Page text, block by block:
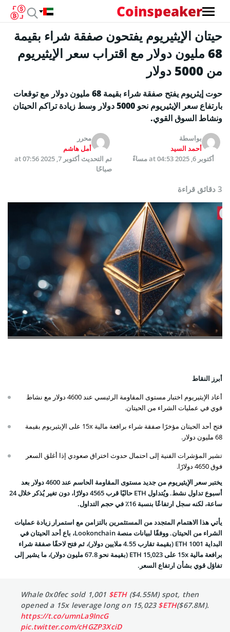
Coinspeaker
حيتان الإيثيريوم يفتحون صفقة شراء بقيمة
68 مليون دولار مع اقتراب سعر الإيثيريوم
من 5000 دولار
حوت إيثريوم يفتح صفقة شراء بقيمة 68 مليون دولار مع توقعات
بارتفاع سعر الإيثيريوم نحو 5000 دولار وسط زيادة تراكم الحيتان
ونشاط السوق القوي.
بواسطة
أحمد السيد
محرر
أمل هاشم
أكتوبر 6, 2025 at 04:53 مساءً
تم التحديث
أكتوبر 7, 2025 at 07:56
صباحًا
3 دقائق قراءة
أبرز النقاط
أعاد الإيثيريوم اختبار مستوى المقاومة الرئيسي عند 4600 دولار مع نشاط
قوي في عمليات الشراء من الحيتان.
فتح أحد الحيتان مؤخرًا صفقة شراء برافعة مالية 15x على الإيثيريوم بقيمة
68 مليون دولار.
تشير المؤشرات الفنية إلى احتمال حدوث اختراق صعودي إذا أغلق السعر
فوق 4650 دولارًا.
يختبر سعر الإيثيريوم من جديد مستوى المقاومة الحاسم عند 4600 دولار بعد
أسبوع تداول نشط. ويُتداول ETH حاليًا قرب 4565 دولارًا، دون تغير يُذكر خلال 24
ساعة، لكنه سجل ارتفاعًا بنسبة 16٪ في حجم التداول.
يأتي هذا الاهتمام المتجدد من المستثمرين بالتزامن مع استمرار زيادة عمليات
الشراء من الحيتان. ووفقًا لبيانات منصة Lookonchain، باع أحد الحيتان في
البداية 1001 ETH (بقيمة تقارب 4.55 ملايين دولار)، ثم فتح لاحقًا صفقة شراء
برافعة مالية 15x على 15,023 ETH (بقيمة نحو 67.8 مليون دولار)، ما يشير إلى
تفاؤل قوي بشأن ارتفاع السعر.
Whale 0x0fec sold 1,001 $ETH($4.55M) spot, then
opened a 15x leverage long on 15,023 $ETH($67.8M).
https://t.co/umnLa9IncG
pic.twitter.com/cHGZP3XciD